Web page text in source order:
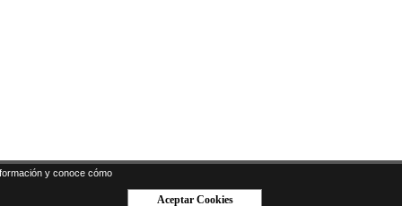
y conoce cómo
Aceptar Cookies